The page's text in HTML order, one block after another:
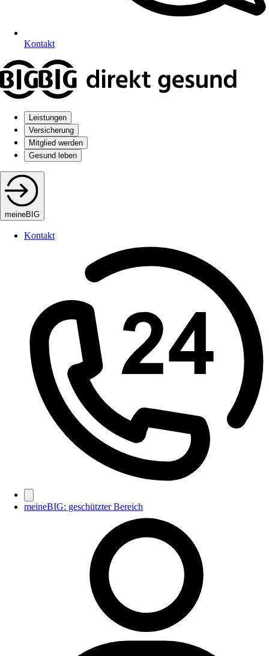
Kontakt
Leistungen
Versicherung
Mitglied werden
Gesund leben
meineBIG
Kontakt
meineBIG: geschützter Bereich